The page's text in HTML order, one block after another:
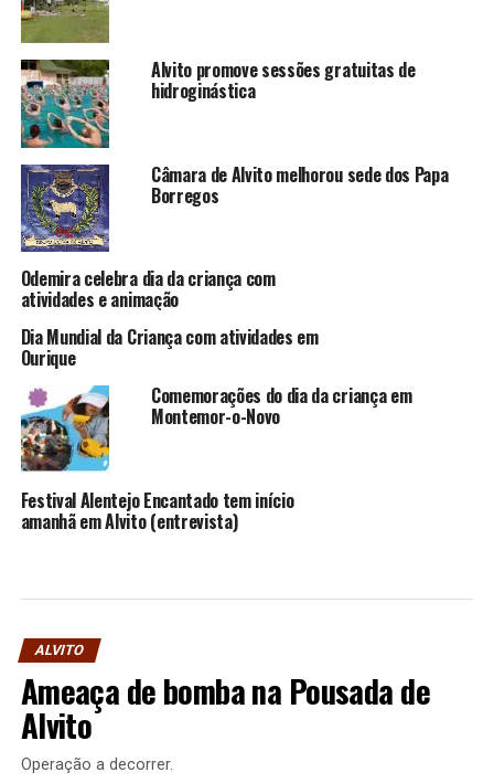
Alvito promove sessões gratuitas de
hidroginástica
Câmara de Alvito melhorou sede dos Papa
Borregos
Odemira celebra dia da criança com
atividades e animação
Dia Mundial da Criança com atividades em
Ourique
Comemorações do dia da criança em
Montemor-o-Novo
Festival Alentejo Encantado tem início
amanhã em Alvito (entrevista)
ALVITO
Ameaça de bomba na Pousada de
Alvito
Operação a decorrer.